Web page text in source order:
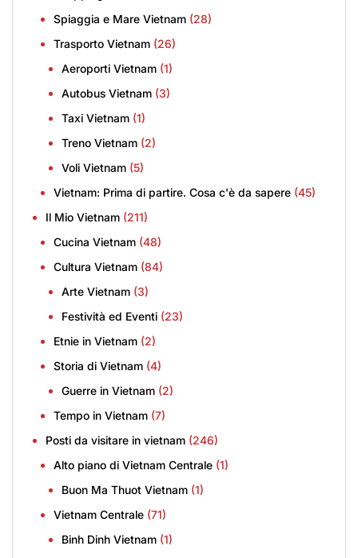
Spiaggia e Mare Vietnam (28)
Trasporto Vietnam (26)
Aeroporti Vietnam (1)
Autobus Vietnam (3)
Taxi Vietnam (1)
Treno Vietnam (2)
Voli Vietnam (5)
Vietnam: Prima di partire. Cosa c'è da sapere (45)
Il Mio Vietnam (211)
Cucina Vietnam (48)
Cultura Vietnam (84)
Arte Vietnam (3)
Festività ed Eventi (23)
Etnie in Vietnam (2)
Storia di Vietnam (4)
Guerre in Vietnam (2)
Tempo in Vietnam (7)
Posti da visitare in vietnam (246)
Alto piano di Vietnam Centrale (1)
Buon Ma Thuot Vietnam (1)
Vietnam Centrale (71)
Binh Dinh Vietnam (1)